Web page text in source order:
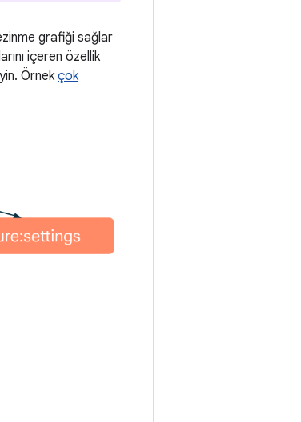
grafiği sağlar
içeren özellik
Örnekçok